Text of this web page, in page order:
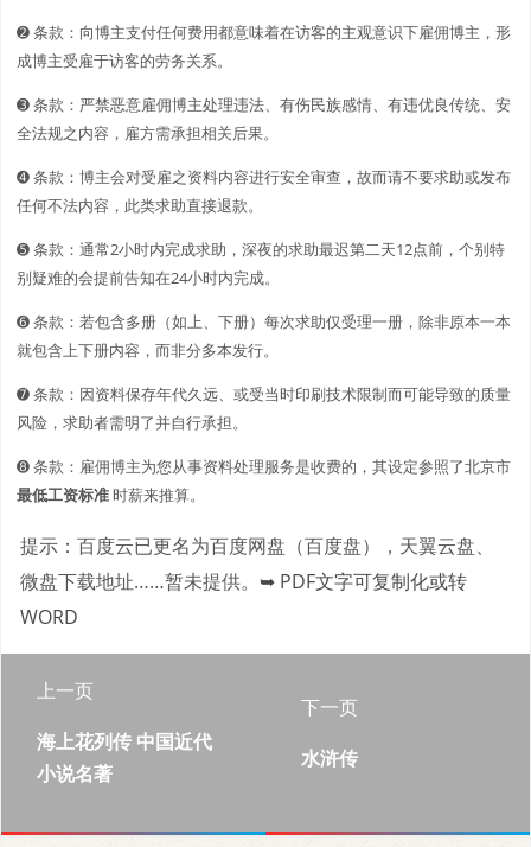
➋️️ 条款：向博主支付任何费用都意味着在访客的主观意识下雇佣博主，形
成博主受雇于访客的劳务关系。
➌ 条款：严禁恶意雇佣博主处理违法、有伤民族感情、有违优良传统、安
全法规之内容，雇方需承担相关后果。
➍ 条款：博主会对受雇之资料内容进行安全审查，故而请不要求助或发布
任何不法内容，此类求助直接退款。
➎ 条款：通常2小时内完成求助，深夜的求助最迟第二天12点前，个别特
别疑难的会提前告知在24小时内完成。
➏ 条款：若包含多册（如上、下册）每次求助仅受理一册，除非原本一本
就包含上下册内容，而非分多本发行。
➐ 条款：因资料保存年代久远、或受当时印刷技术限制而可能导致的质量
风险，求助者需明了并自行承担。
➑ 条款：雇佣博主为您从事资料处理服务是收费的，其设定参照了北京市
最低工资标准时薪来推算。
提示：百度云已更名为百度网盘（百度盘），天翼云盘、
微盘下载地址……暂未提供。 ➥ PDF文字可复制化或转
WORD
上一页
海上花列传 中国近代
小说名著
下一页
水浒传